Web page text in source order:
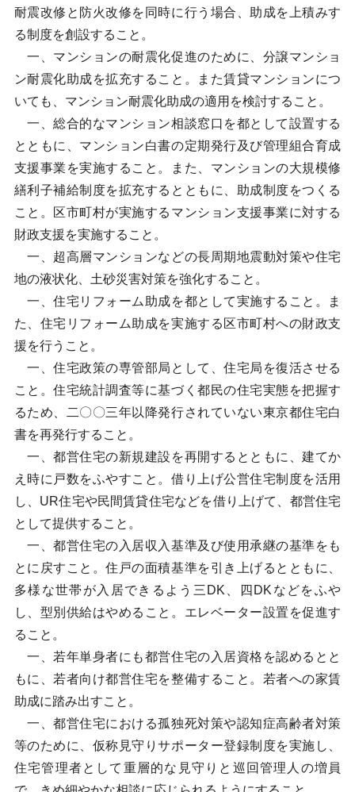
耐震改修と防火改修を同時に行う場合、助成を上積みす
る制度を創設すること。
一、マンションの耐震化促進のために、分譲マンショ
ン耐震化助成を拡充すること。また賃貸マンションにつ
いても、マンション耐震化助成の適用を検討すること。
一、総合的なマンション相談窓口を都として設置する
とともに、マンション白書の定期発行及び管理組合育成
支援事業を実施すること。また、マンションの大規模修
繕利子補給制度を拡充するとともに、助成制度をつくる
こと。区市町村が実施するマンション支援事業に対する
財政支援を実施すること。
一、超高層マンションなどの長周期地震動対策や住宅
地の液状化、土砂災害対策を強化すること。
一、住宅リフォーム助成を都として実施すること。ま
た、住宅リフォーム助成を実施する区市町村への財政支
援を行うこと。
一、住宅政策の専管部局として、住宅局を復活させる
こと。住宅統計調査等に基づく都民の住宅実態を把握す
るため、二〇〇三年以降発行されていない東京都住宅白
書を再発行すること。
一、都営住宅の新規建設を再開するとともに、建てか
え時に戸数をふやすこと。借り上げ公営住宅制度を活用
し、UR住宅や民間賃貸住宅などを借り上げて、都営住宅
として提供すること。
一、都営住宅の入居収入基準及び使用承継の基準をも
とに戻すこと。住戸の面積基準を引き上げるとともに、
多様な世帯が入居できるよう三DK、四DKなどをふや
し、型別供給はやめること。エレベーター設置を促進す
ること。
一、若年単身者にも都営住宅の入居資格を認めるとと
もに、若者向け都営住宅を整備すること。若者への家賃
助成に踏み出すこと。
一、都営住宅における孤独死対策や認知症高齢者対策
等のために、仮称見守りサポーター登録制度を実施し、
住宅管理者として重層的な見守りと巡回管理人の増員